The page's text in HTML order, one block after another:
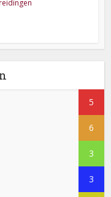
5
6
3
3